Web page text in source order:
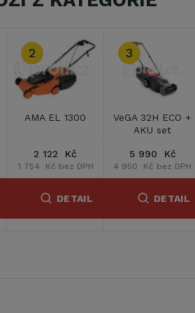
VeGA GT 3403
3 290 Kč
2 719 Kč bez DPH
DETAIL
VeGA GT 4205
4 290 Kč
3 545 Kč bez DPH
DETAIL